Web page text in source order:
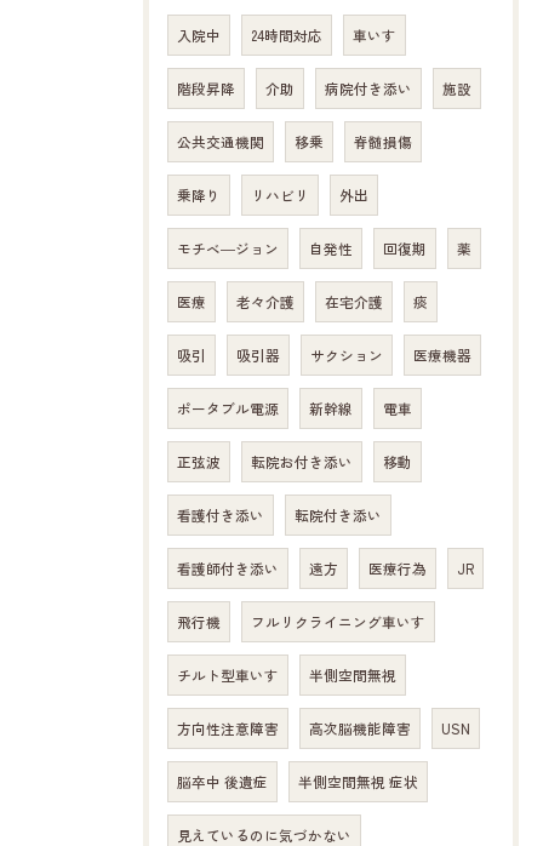
入院中 24時間対応 車いす
階段昇降 介助 病院付き添い 施設
公共交通機関 移乗 脊髄損傷
乗降り リハビリ 外出
モチベ―ジョン 自発性 回復期 薬
医療 老々介護 在宅介護 痰
吸引 吸引器 サクション 医療機器
ポータブル電源 新幹線 電車
正弦波 転院お付き添い 移動
看護付き添い 転院付き添い
看護師付き添い 遠方 医療行為 JR
飛行機 フルリクライニング車いす
チルト型車いす 半側空間無視
方向性注意障害 高次脳機能障害 USN
脳卒中 後遺症 半側空間無視 症状
見えているのに気づかない